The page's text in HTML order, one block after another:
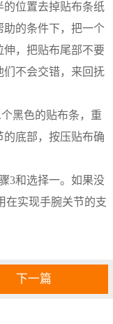
的位置去掉贴布条纸
助的条件下，把一个
伸，把贴布尾部不要
们不会交错，来回抚
黑色的贴布条，重
底部，按压贴布确
3和选择一。如果没
在实现手腕关节的支
下一篇